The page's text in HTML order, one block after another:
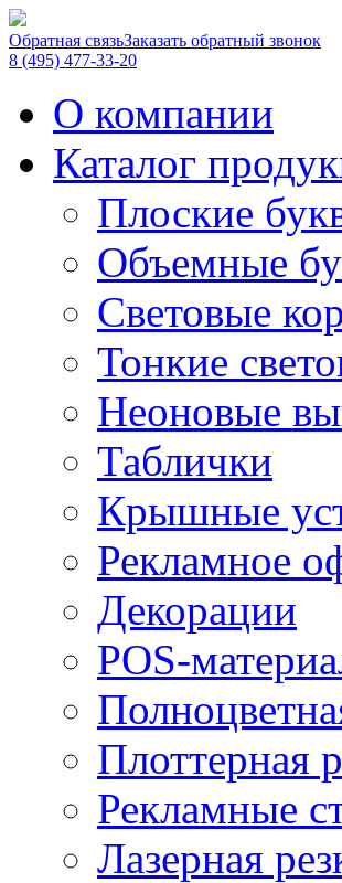
Обратная связьЗаказать обратный звонок
8 (495) 477-33-20
О компании
Каталог
Плоские
Объемные
Световые
Тонкие
Неоновые
Таблички
Крышные
Рекламное
Декорации
POS-
Плоттерная
Рекламные
Лазерная